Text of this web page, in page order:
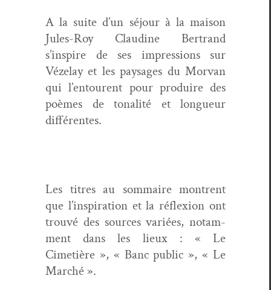
A la suite d’un séjour à la mai­son
Jules-Roy Clau­dine Bertrand
s’inspire de ses impres­sions sur
Véze­lay et les paysages du Mor­van
qui l’entourent pour pro­duire des
poèmes de tonal­ité et longueur
différentes.
Les titres au som­maire mon­trent
que l’inspiration et la réflex­ion ont
trou­vé des sources var­iées, notam­
ment dans les lieux : « Le
Cimetière », « Banc pub­lic », « Le
Marché ».